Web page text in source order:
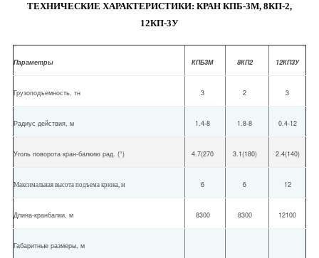
ТЕХНИЧЕСКИЕ ХАРАКТЕРИСТИКИ: КРАН КПБ-3М, 8КП-2,
12КП-3У
Параметры КПБ3М 8КП2 12КП3У
Грузоподъемность, тн 3 2 3
Радиус действия, м 1.4-8 1.8-8 0.4-12
Уголь поворота кран-балкию рад. (°) 4.7(270 3.1(180) 2.4(140)
Максимальная высота подъема крюка, м 6 6 12
Длина-кранбалки, м 8300 8300 12100
Габаритные размеры, м